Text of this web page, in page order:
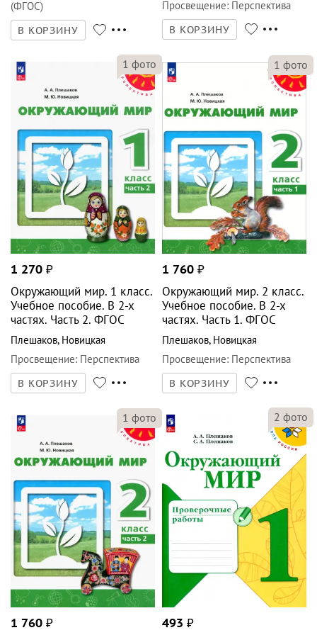
(ФГОС)
В КОРЗИНУ
Просвещение: Перспектива
В КОРЗИНУ
1 фото
1 270 ₽
Окружающий мир. 1 класс.
Учебное пособие. В 2-х
частях. Часть 2. ФГОС
Плешаков, Новицкая
Просвещение: Перспектива
В КОРЗИНУ
1 фото
1 760 ₽
Окружающий мир. 2 класс.
Учебное пособие. В 2-х
частях. Часть 1. ФГОС
Плешаков, Новицкая
Просвещение: Перспектива
В КОРЗИНУ
1 фото
1 760 ₽
2 фото
493 ₽